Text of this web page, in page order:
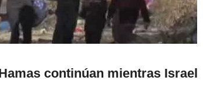
continúan mientras Israel